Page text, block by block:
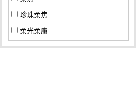
珍珠柔焦
柔光柔膚
星光鏡